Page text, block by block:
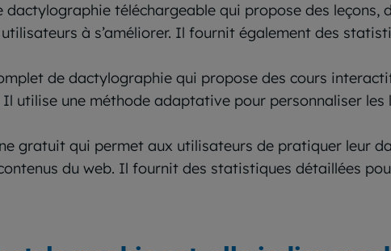
dactylographie téléchargeable qui propose des leçons,
à s’améliorer. Il fournit également des
de dactylographie qui propose des cours
utilise une méthode adaptative pour personnaliser les
gratuit qui permet aux utilisateurs de pratiquer leur
du web. Il fournit des statistiques détaillées